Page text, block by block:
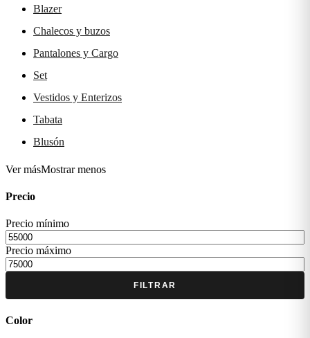
Blazer
Chalecos y buzos
Pantalones y Cargo
Set
Vestidos y Enterizos
Tabata
Blusón
Ver másMostrar menos
Precio
Precio mínimo
Precio máximo
FILTRAR
Color